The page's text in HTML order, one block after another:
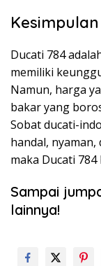
Kesimpulan
Ducati 784
memiliki
Namun, harga
bakar yang
Sobat ducati-
handal, nyaman,
maka Ducati
Sampai
lainnya!